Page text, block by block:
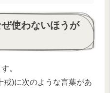
使わないほうが
。
戒)に次のような言葉があ